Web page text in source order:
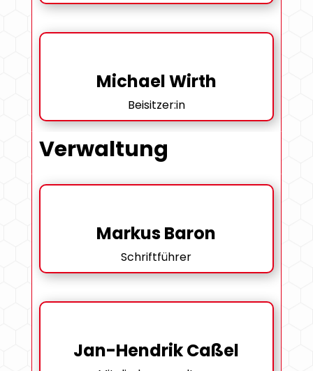
Michael Wirth
Beisitzer:in
Verwaltung
Markus Baron
Schriftführer
Jan-Hendrik Caßel